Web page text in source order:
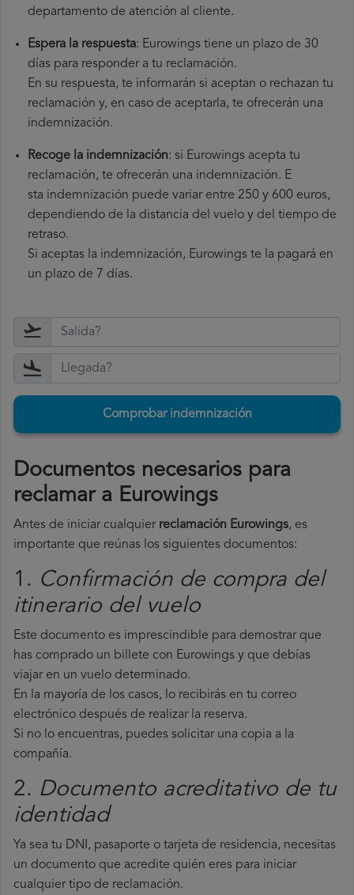
departamento de atención al cliente.
Espera la respuesta: Eurowings tiene un plazo de 30
días para responder a tu reclamación.
En su respuesta, te informarán si aceptan o rechazan tu
reclamación y, en caso de aceptarla, te ofrecerán una
indemnización.
Recoge la indemnización: si Eurowings acepta tu
reclamación, te ofrecerán una indemnización. E
sta indemnización puede variar entre 250 y 600 euros,
dependiendo de la distancia del vuelo y del tiempo de
retraso.
Si aceptas la indemnización, Eurowings te la pagará en
un plazo de 7 días.
Comprobar indemnización
Documentos necesarios para
reclamar a Eurowings
Antes de iniciar cualquier reclamación Eurowings, es
importante que reúnas los siguientes documentos:
1. Confirmación de compra del
itinerario del vuelo
Este documento es imprescindible para demostrar que
has comprado un billete con Eurowings y que debías
viajar en un vuelo determinado.
En la mayoría de los casos, lo recibirás en tu correo
electrónico después de realizar la reserva.
Si no lo encuentras, puedes solicitar una copia a la
compañía.
2. Documento acreditativo de tu
identidad
Ya sea tu DNI, pasaporte o tarjeta de residencia, necesitas
un documento que acredite quién eres para iniciar
cualquier tipo de reclamación.